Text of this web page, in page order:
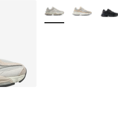
Weitere Farben